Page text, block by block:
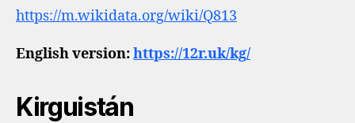
https://m.wikidata.org/wiki/Q813
English version:https://12r.uk/kg/
Kirguistán